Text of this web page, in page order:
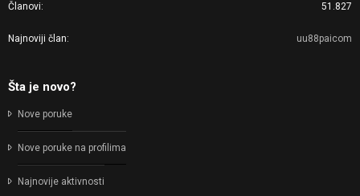
Članovi 51.827
Najnoviji član uu88paicom
Šta je novo?
Nove poruke
Nove poruke na profilima
Najnovije aktivnosti